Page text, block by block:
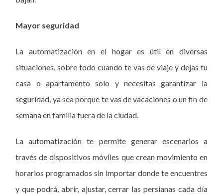
Mayor seguridad
La automatización en el hogar es útil en diversas
situaciones, sobre todo cuando te vas de viaje y dejas tu
casa o apartamento solo y necesitas garantizar la
seguridad, ya sea porque te vas de vacaciones o un fin de
semana en familia fuera de la ciudad.
La automatización te permite generar escenarios a
través de dispositivos móviles que crean movimiento en
horarios programados sin importar donde te encuentres
y que podrá, abrir, ajustar, cerrar las persianas cada día